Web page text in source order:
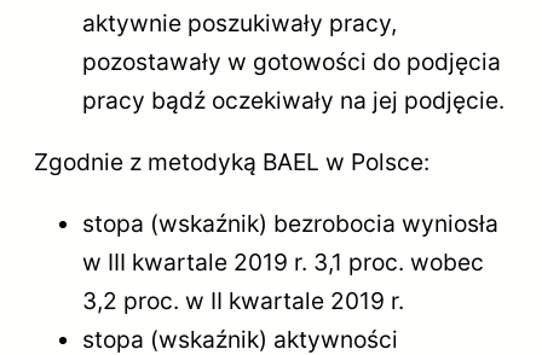
aktywnie poszukiwały pracy,
pozostawały w gotowości do podjęcia
pracy bądź oczekiwały na jej podjęcie.
Zgodnie z metodyką BAEL w Polsce:
stopa (wskaźnik) bezrobocia wyniosła
w III kwartale 2019 r. 3,1 proc. wobec
3,2 proc. w II kwartale 2019 r.
stopa (wskaźnik) aktywności